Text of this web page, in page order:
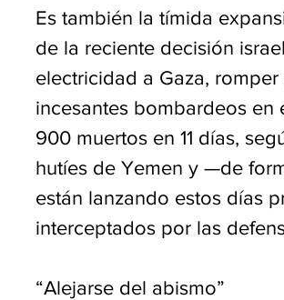
Es también la tímida
de la reciente decisión
electricidad a Gaza,
incesantes bombardeos en
900 muertos en 11 días,
hutíes de Yemen y —de
están lanzando estos días
interceptados por las
“Alejarse del abismo”